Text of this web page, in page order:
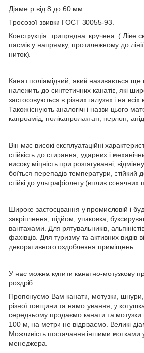
Діаметр від 8 до 60 мм.
Тросової звивки ГОСТ 30055-93.
Конструкція: трипрядна, кручена. ( Ліве
пасмів у напрямку, протилежному до
ниток).
Канат поліамідний, який називається ще
належить до синтетичних канатів, які
застосовуються в різних галузях і на всіх
Також існують аналогічні назви цього
капроамід, полікапролактан, нерлон, анід.
Він має високі експлуатаційні
стійкість до стирання, ударних і
високу міцність при розтягуванні,
боїться перепадів температури, стійкий
стійкі до ультрафіолету (вплив сонячних
Широке застосцвання у промисловій і
закріплення, підйом, упаковка,
вантажами. Для рятувальників,
фахівців. Для туризму та активних видів
декоративного оздоблення приміщень.
У нас можна купити канатно-мотузкову
роздріб.
Пропонуємо Вам канати, мотузки, шнури,
різної товщини та намотування, у
середньому продаємо канати та мотузки
100 м, на метри не відрізаємо. Великі
Можливість постачання іншими мотками
менеджера.